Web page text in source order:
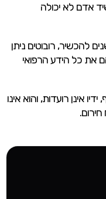
אדם לא יכולה
להכשיר, רובוטים ניתן
את כל הידע הרפואי
ידיו אינן רועדות, והוא אינו